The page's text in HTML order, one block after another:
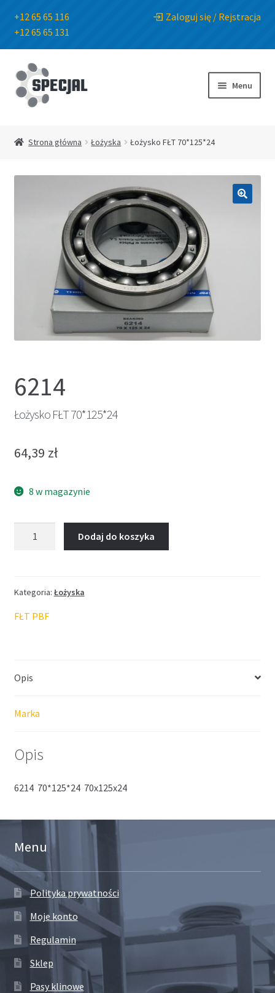
+12 65 65 116
+12 65 65 131
Zaloguj się / Rejstracja
Przejdź
do
nawigacji
Przejdź
do
treści
Menu
Strona główna Łożyska Łożysko FŁT 70*125*24
6214
Łożysko FŁT 70*125*24
64,39 zł
8 w magazynie
Dodaj do koszyka
Kategoria: Łożyska
FŁT PBF
Opis
Marka
Opis
6214 70*125*24 70x125x24
Menu
Polityka prywatności
Moje konto
Regulamin
Sklep
Pasy klinowe